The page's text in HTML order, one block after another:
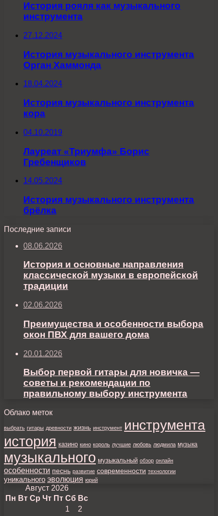
История рояля как музыкального
инструмента
27.12.2024
История музыкального инструмента
Орган Хаммонда
18.04.2024
История музыкального инструмента
кора
04.10.2019
Лауреат «Триумфа» Борис
Гребенщиков
14.05.2024
История музыкального инструмента
брёлка
Последние записи
08.06.2026
История и основные направления
классической музыки в европейской
традиции
02.06.2026
Преимущества и особенности выбора
окон ПВХ для вашего дома
20.01.2026
Выбор первой гитары для новичка —
советы и рекомендации по
правильному выбору инструмента
Облако меток
выбрать гитары древности жизнь инструмент инструмента
история казино кино король лучшие любовь людмила музыка
музыкального музыкальный обзор онлайн
особенности песнь развитие современности технологии
уникального эволюция юрий
Август 2026
Пн Вт Ср Чт Пт Сб Вс
1
2